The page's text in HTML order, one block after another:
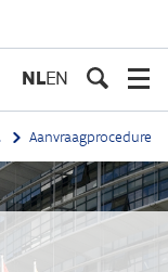
NLEN
Aanvraagprocedure